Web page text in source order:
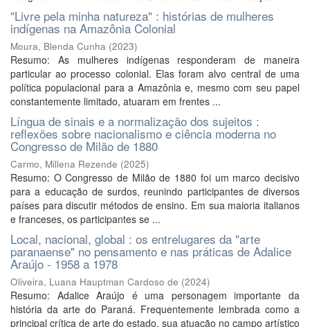
"Livre pela minha natureza" : histórias de mulheres
indígenas na Amazônia Colonial
Moura, Blenda Cunha (2023)
Resumo: As mulheres indígenas responderam de maneira
particular ao processo colonial. Elas foram alvo central de uma
política populacional para a Amazônia e, mesmo com seu papel
constantemente limitado, atuaram em frentes ...
Língua de sinais e a normalização dos sujeitos :
reflexões sobre nacionalismo e ciência moderna no
Congresso de Milão de 1880
Carmo, Millena Rezende (2025)
Resumo: O Congresso de Milão de 1880 foi um marco decisivo
para a educação de surdos, reunindo participantes de diversos
países para discutir métodos de ensino. Em sua maioria italianos
e franceses, os participantes se ...
Local, nacional, global : os entrelugares da "arte
paranaense" no pensamento e nas práticas de Adalice
Araújo - 1958 a 1978
Oliveira, Luana Hauptman Cardoso de (2024)
Resumo: Adalice Araújo é uma personagem importante da
história da arte do Paraná. Frequentemente lembrada como a
principal crítica de arte do estado, sua atuação no campo artístico